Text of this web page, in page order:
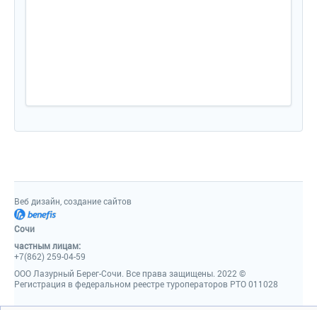
Веб дизайн, создание сайто
Сочи
частным лицам:
+7(862) 259-04-59
ООО Лазурный Берег-Сочи. Все права защищены. 2022 ©
Регистрация в федеральном реестре туроператоров РТО 011028